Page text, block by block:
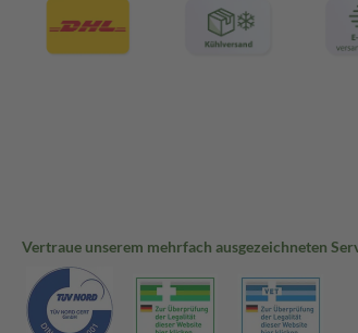
Vertraue unserem mehrfach ausgezeichneten